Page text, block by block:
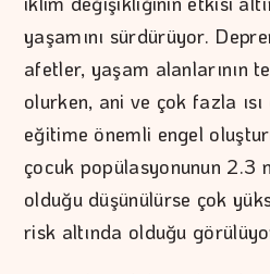
yaşamını sürdürüyor.
afetler, yaşam alanlarının
olurken, ani ve çok fazla
eğitime önemli engel
çocuk popülasyonunun 2.3
olduğu düşünülürse çok
risk altında olduğu